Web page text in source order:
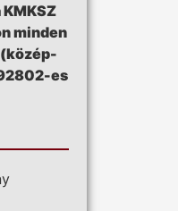
minden
es